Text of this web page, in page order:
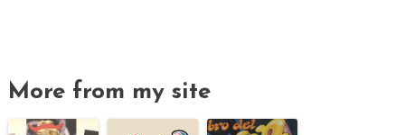
More from my site